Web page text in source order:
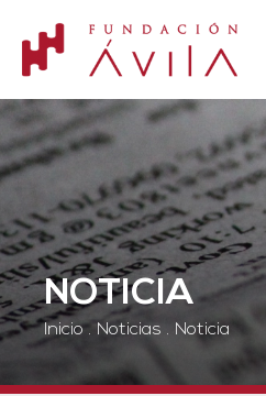
NOTICIA
Inicio . Noticias . Noticia